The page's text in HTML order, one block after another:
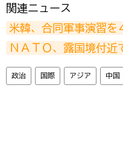
関連ニュース
米韓、合同軍事演習を
ＮＡＴＯ、露国境付近
政治 国際 アジア 中国